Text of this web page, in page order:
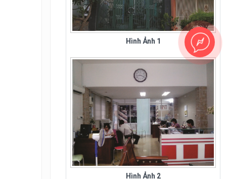
Sân Bay Tân Sơn Nhất - Hình 1
Hình Ảnh 1
Hình Ảnh 2